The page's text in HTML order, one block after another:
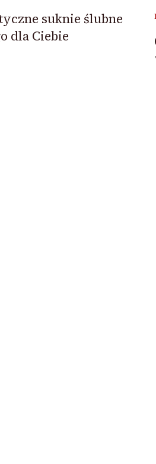
suknie ślubne
dla Ciebie